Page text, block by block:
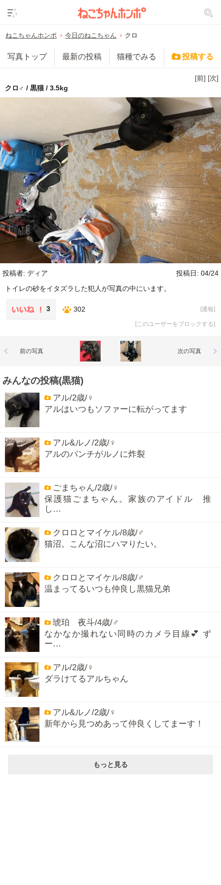
ねこちゃんホンポ 今日のねこちゃん クロ
写真トップ 最新の投稿 猫種でみる 投稿する
[前] [次]
クロ♂ / 黒猫 / 3.5kg
投稿者: ディア
投稿日: 04/24
トイレの砂をイタズラした犯人が写真の中にいます。
3 302 [通報]
[このユーザーをブロックする]
前の写真 次の写真
みんなの投稿(黒猫)
アル/2歳/♀
アルはいつもソファーに転がってます
アル&ルノ/2歳/♀
アルのパンチがルノに炸裂
ごまちゃん/2歳/♀
保護猫ごまちゃん。家族のアイドル 推
し…
クロロとマイケル/8歳/♂
猫沼。こんな沼にハマりたい。
クロロとマイケル/8歳/♂
温まってるいつも仲良し黒猫兄弟
琥珀 夜斗/4歳/♂
なかなか撮れない同時のカメラ目線💕 ず
ー…
アル/2歳/♀
ダラけてるアルちゃん
アル&ルノ/2歳/♀
新年から見つめあって仲良くしてまーす！
もっと見る